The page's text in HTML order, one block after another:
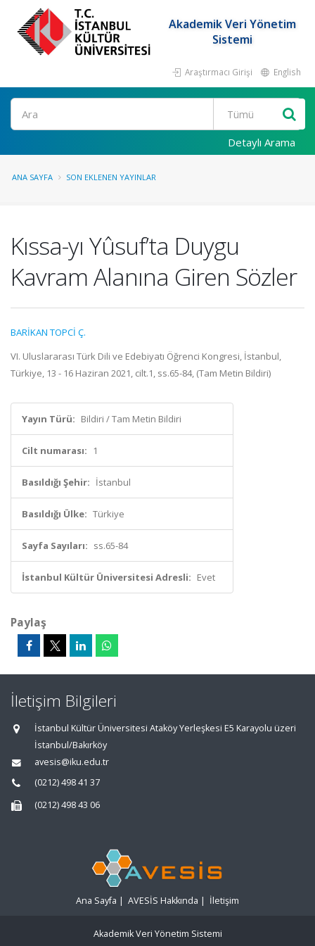
Akademik Veri Yönetim
Sistemi
Araştırmacı Girişi English
Ara
Detaylı Arama
ANA SAYFA SON EKLENEN YAYINLAR
Kıssa-yı Yûsuf’ta Duygu
Kavram Alanına Giren Sözler
BARİKAN TOPCİ Ç.
VI. Uluslararası Türk Dili ve Edebiyatı Öğrenci Kongresi, İstanbul,
Türkiye, 13 - 16 Haziran 2021, cilt.1, ss.65-84, (Tam Metin Bildiri)
Yayın Türü: Bildiri / Tam Metin Bildiri
Cilt numarası: 1
Basıldığı Şehir: İstanbul
Basıldığı Ülke: Türkiye
Sayfa Sayıları: ss.65-84
İstanbul Kültür Üniversitesi Adresli: Evet
Paylaş
İletişim Bilgileri
İstanbul Kültür Üniversitesi Ataköy Yerleşkesi E5 Karayolu üzeri
İstanbul/Bakırköy
avesis@iku.edu.tr
(0212) 498 41 37
(0212) 498 43 06
Ana Sayfa | AVESİS Hakkında | İletişim
Akademik Veri Yönetim Sistemi